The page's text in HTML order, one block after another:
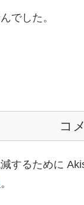
でした。
コ
するために
。